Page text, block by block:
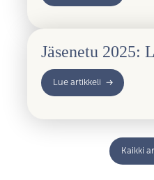
Jäsenetu 2025:
Lue artikkeli
Kaikki